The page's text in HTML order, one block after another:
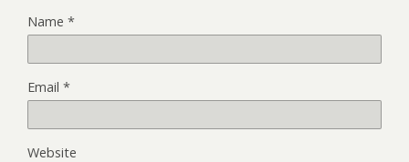
Name *
Email *
Website